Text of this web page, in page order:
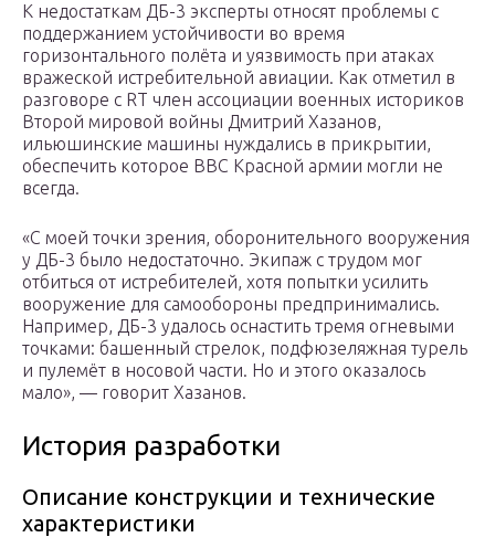
К недостаткам ДБ-3 эксперты относят проблемы с
поддержанием устойчивости во время
горизонтального полёта и уязвимость при атаках
вражеской истребительной авиации. Как отметил в
разговоре с RT член ассоциации военных историков
Второй мировой войны Дмитрий Хазанов,
ильюшинские машины нуждались в прикрытии,
обеспечить которое ВВС Красной армии могли не
всегда.
«С моей точки зрения, оборонительного вооружения
у ДБ-3 было недостаточно. Экипаж с трудом мог
отбиться от истребителей, хотя попытки усилить
вооружение для самообороны предпринимались.
Например, ДБ-3 удалось оснастить тремя огневыми
точками: башенный стрелок, подфюзеляжная турель
и пулемёт в носовой части. Но и этого оказалось
мало», — говорит Хазанов.
История разработки
Описание конструкции и технические
характеристики